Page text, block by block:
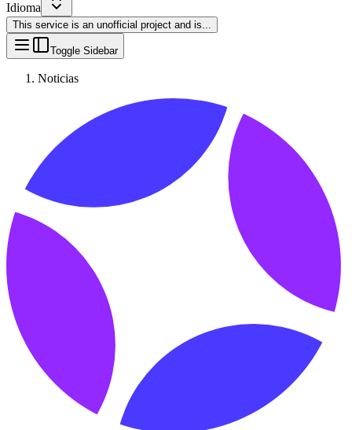
Idioma
This service is an unofficial project and is...
Toggle Sidebar
Noticias